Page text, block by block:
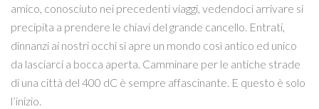
amico, conosciuto nei precedenti viaggi, vedendoci arrivare si
precipita a prendere le chiavi del grande cancello. Entrati,
dinnanzi ai nostri occhi si apre un mondo così antico ed unico
da lasciarci a bocca aperta. Camminare per le antiche strade
di una città del 400 dC è sempre affascinante. E questo è solo
l’inizio.